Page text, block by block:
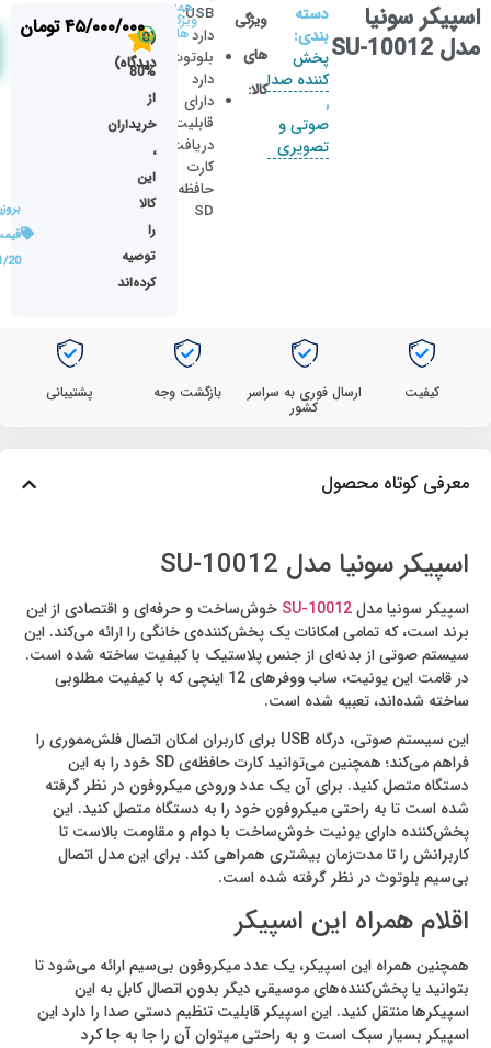
اسپیکر سونیا
مدل SU-10012
دسته
بندی:
پخش
کننده صدا
,
صوتی و
تصویری
ویژگی
های
کالا:
USB:
دارد
بلوتوث:
دارد
دارای
قابلیت
دریافت
کارت
حافظه
SD
همه
ویژگی
ها
(0
دیدگاه)
80%
از
خریداران
،
این
کالا
را
توصیه
کرده‌اند
۴۵/۰۰۰/۰۰۰ تومان
20
کیفیت ارسال فوری به سراسر
کشور
بازگشت وجه پشتیبانی
معرفی کوتاه محصول
اسپیکر سونیا مدل SU-10012
اسپیکر سونیا مدلSU-10012 خوش‌ساخت و حرفه‌ای و اقتصادی از این
برند است، که تمامی امکانات یک پخش‌کننده‌ی خانگی را ارائه می‌کند. این
سیستم صوتی از بدنه‌ای از جنس پلاستیک با کیفیت ساخته شده است.
در قامت این یونیت‌، ساب ووفرهای 12 اینچی که با کیفیت مطلوبی
ساخته شده‌اند، تعبیه شده است.
این سیستم صوتی، درگاه USB برای کاربران امکان اتصال فلش‌مموری را
فراهم می‌کند؛ همچنین می‌توانید کارت حافظه‌ی SD خود را به این
دستگاه متصل کنید. برای آن یک عدد ورودی میکروفون در نظر گرفته
شده است تا به راحتی میکروفون خود را به دستگاه متصل کنید. این
پخش‌کننده دارای یونیت‌ خوش‌ساخت با دوام و مقاومت بالاست تا
کاربرانش را تا مدت‌زمان بیشتری همراهی کند. برای این مدل اتصال
بی‌سیم بلوتوث در نظر گرفته شده است.
اقلام همراه این اسپیکر
همچنین همراه این اسپیکر، یک عدد میکروفون بی‌سیم ارائه می‌شود تا
بتوانید یا پخش‌کننده‌های موسیقی دیگر بدون اتصال کابل به این
اسپیکرها منتقل کنید. این اسپیکر قابلیت تنظیم دستی صدا را دارد این
اسپیکر بسیار سبک است و به راحتی میتوان آن را جا به‌ جا کرد